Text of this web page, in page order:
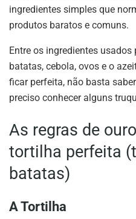
ingredientes simples que
produtos baratos e comuns.
Entre os ingredientes
batatas, cebola, ovos e o
ficar perfeita, não basta
preciso conhecer alguns
As regras de
tortilha perfeita
batatas)
A Tortilha